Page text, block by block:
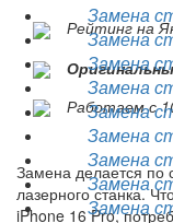
Замена
Замена
Замена
Замена
Замена
Замена
Замена
Замена
Замена
Рейтинг на
Работаем с
Замена делается по
лазерного станка.
iPhone 16 Pro,